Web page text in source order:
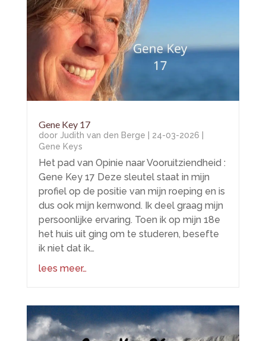
Gene Key 17
door Judith van den Berge 24-03-2026
Gene Keys
Het pad van Opinie naar Vooruitziendheid :
Gene Key 17 Deze sleutel staat in mijn
profiel op de positie van mijn roeping en is
dus ook mijn kernwond. Ik deel graag mijn
persoonlijke ervaring. Toen ik op mijn 18e
het huis uit ging om te studeren, besefte
ik niet dat ik…
lees meer…